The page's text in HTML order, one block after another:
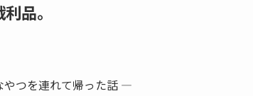
品。
つを連れて帰った話 ―